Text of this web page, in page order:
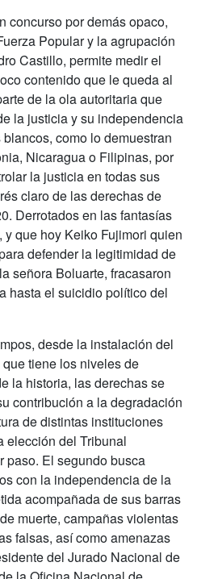
concurso por demás opaco,
Popular y la agrupación
Castillo, permite medir el
contenido que le queda al
de la ola autoritaria que
la justicia y su independencia
como lo demuestran
Nicaragua o Filipinas, por
la justicia en todas sus
claro de las derechas de
Derrotados en las fantasías
que hoy Keiko Fujimori quien
defender la legitimidad de
señora Boluarte, fracasaron
hasta el suicidio político del
desde la instalación del
tiene los niveles de
la historia, las derechas se
contribución a la degradación
de distintas instituciones
elección del Tribunal
paso. El segundo busca
con la independencia de la
acompañada de sus barras
muerte, campañas violentas
falsas, así como amenazas
del Jurado Nacional de